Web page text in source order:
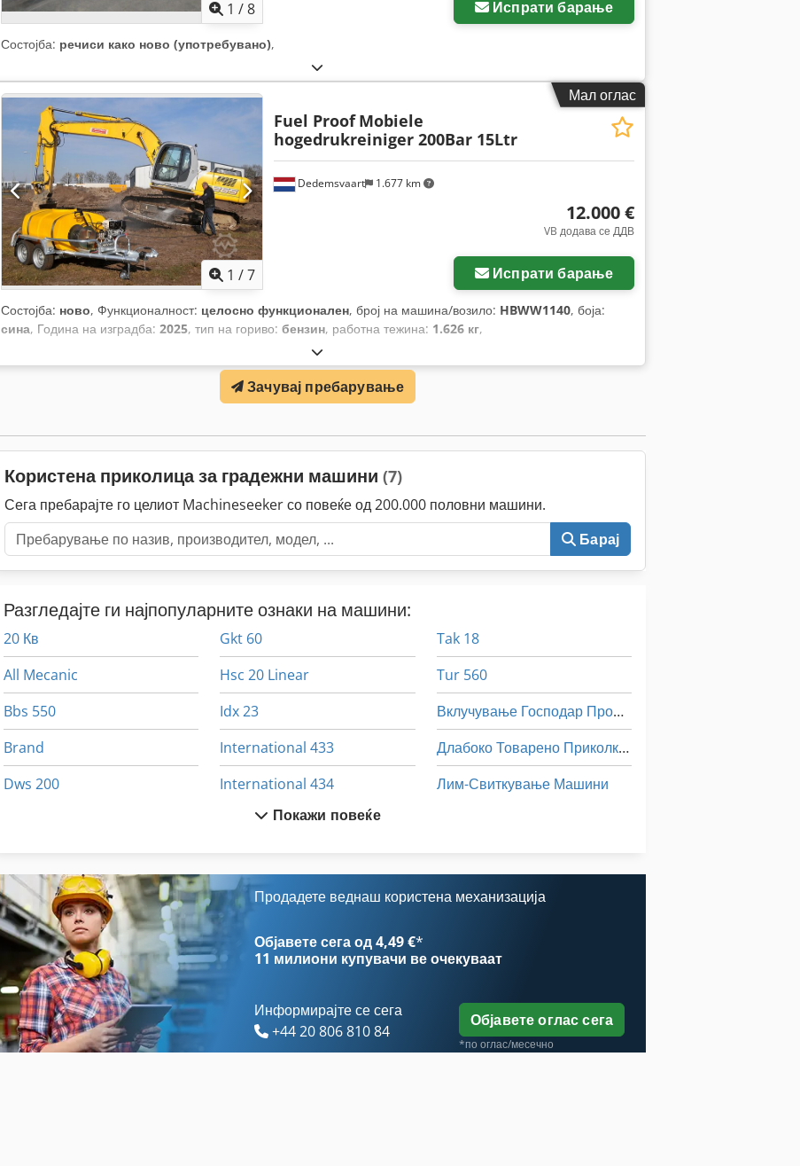
1 /8 Испрати барање
Состојба: речиси како ново (употребувано),
Мал оглас
1 /7
Dedemsvaart 1.677 km
Fuel Proof Mobiele
hogedrukreiniger 200Bar 15Ltr
12.000 €
VB додава се ДДВ
Испрати барање
Состојба: ново, Функционалност: целосно функционален, број на машина/возило: HBWW1140, боја:
сина, Година на изградба: 2025, тип на гориво: бензин, работна тежина: 1.626 кг,
Зачувај пребарување
Користена приколица за градежни машини (7)
Сега пребарајте го целиот Machineseeker со повеќе од 200.000 половни машини.
Барај
Разгледајте ги најпопуларните ознаки на машини:
20 Кв
All Mecanic
Bbs 550
Brand
Dws 200
Gastl Rg 200
German
Gkt 60
Hsc 20 Linear
Idx 23
International 433
International 434
Kotz Und Soehne
Off-Road Автомобили
Tak 18
Tur 560
Вклучување Господар Профит 2
Длабоко Товарено Приколка M Преклопување Auffahrr
Лим-Свиткување Машини
Покажи повеќе
Продадете веднаш користена механизација
Објавете сега од 4,49 €*
11 милиони купувачи ве очекуваат
Информирајте се сега
+44 20 806 810 84
Објавете оглас сега
*по оглас/месечно